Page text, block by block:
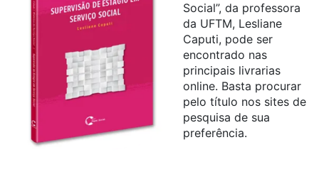
Social”, da professora
da UFTM, Lesliane
Caputi, pode ser
encontrado nas
principais livrarias
online. Basta procurar
pelo título nos sites de
pesquisa de sua
preferência.